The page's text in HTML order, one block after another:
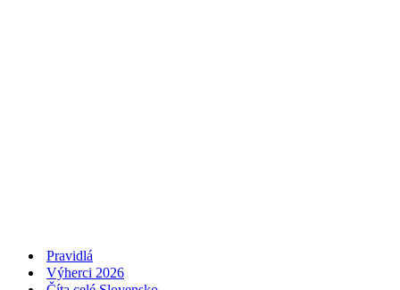
Pravidlá
Výherci 2026